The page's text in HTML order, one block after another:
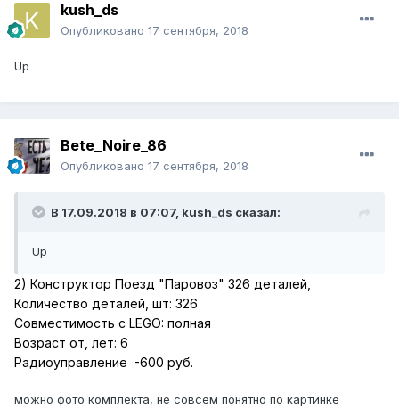
kush_ds
Опубликовано 17 сентября, 2018
Up
Bete_Noire_86
Опубликовано 17 сентября, 2018
В 17.09.2018 в 07:07, kush_ds сказал:
Up
2) Конструктор Поезд "Паровоз" 326 деталей,
Количество деталей, шт: 326
Совместимость с LEGO: полная
Возраст от, лет: 6
Радиоуправление -600 руб.
можно фото комплекта, не совсем понятно по картинке